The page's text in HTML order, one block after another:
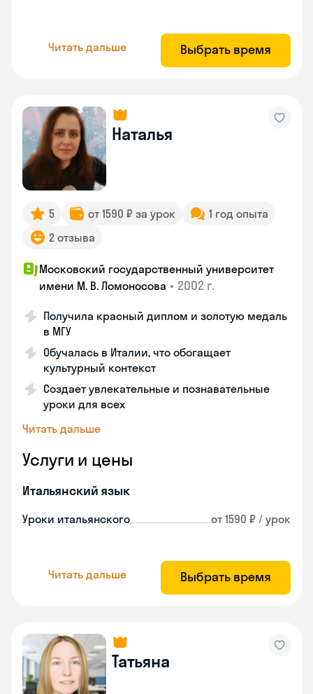
Читать дальше Выбрать время
Наталья
5 от 1590 ₽ за урок
1 год опыта
2 отзыва
Московский государственный университет
имени М. В. Ломоносова • 2002 г.
Получила красный диплом и золотую медаль
в МГУ
Обучалась в Италии, что обогащает
культурный контекст
Создает увлекательные и познавательные
уроки для всех
Читать дальше
Услуги и цены
Итальянский язык
Уроки итальянского от 1590 ₽ / урок
Читать дальше Выбрать время
Татьяна